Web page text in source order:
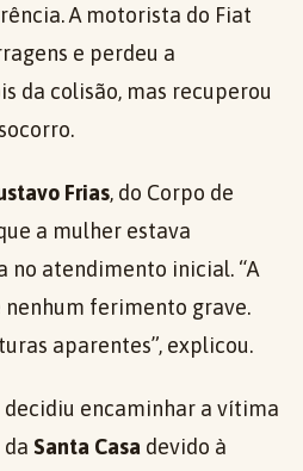
A motorista do Fiat
e perdeu a
da colisão, mas recuperou
Frias, do Corpo de
a mulher estava
no atendimento inicial. “A
ferimento grave.
aparentes”, explicou.
decidiu encaminhar a vítima
Santa Casa devido à